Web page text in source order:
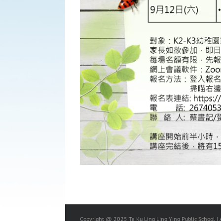
Copyright @ 2025 Ta Ku Ling Ling Ying Public School |